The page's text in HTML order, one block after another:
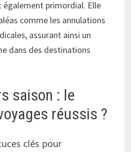
également primordial. Elle
comme les annulations
assurant ainsi un
dans des destinations
saison : le
réussis ?
clés pour